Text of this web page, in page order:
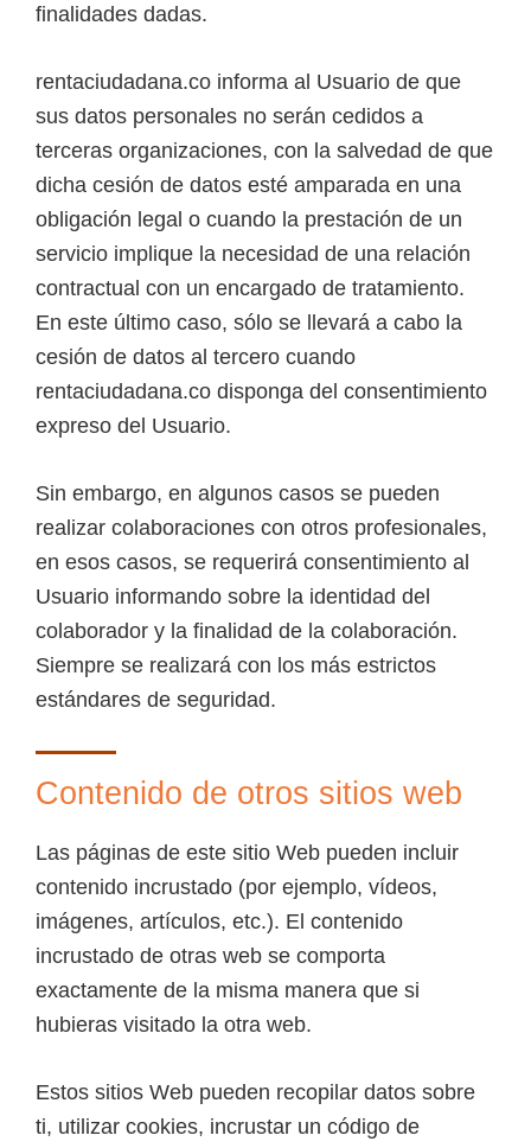
finalidades dadas.
rentaciudadana.co informa al Usuario de que
sus datos personales no serán cedidos a
terceras organizaciones, con la salvedad de que
dicha cesión de datos esté amparada en una
obligación legal o cuando la prestación de un
servicio implique la necesidad de una relación
contractual con un encargado de tratamiento.
En este último caso, sólo se llevará a cabo la
cesión de datos al tercero cuando
rentaciudadana.co disponga del consentimiento
expreso del Usuario.
Sin embargo, en algunos casos se pueden
realizar colaboraciones con otros profesionales,
en esos casos, se requerirá consentimiento al
Usuario informando sobre la identidad del
colaborador y la finalidad de la colaboración.
Siempre se realizará con los más estrictos
estándares de seguridad.
Contenido de otros sitios web
Las páginas de este sitio Web pueden incluir
contenido incrustado (por ejemplo, vídeos,
imágenes, artículos, etc.). El contenido
incrustado de otras web se comporta
exactamente de la misma manera que si
hubieras visitado la otra web.
Estos sitios Web pueden recopilar datos sobre
ti, utilizar cookies, incrustar un código de